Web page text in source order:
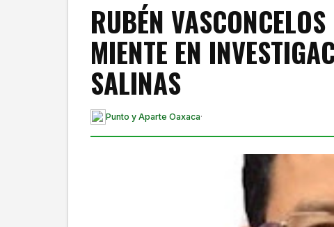
RUBÉN
MIENTE EN
SALINAS
Punto y Aparte Oaxaca·